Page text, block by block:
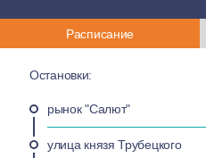
Расписание
Остановки:
рынок "Салют"
улица князя Трубецкого